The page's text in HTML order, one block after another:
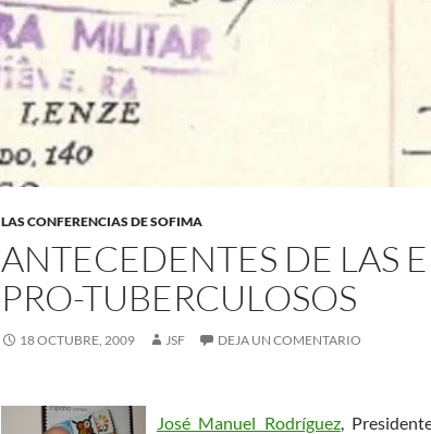
LAS CONFERENCIAS DE SOFIMA
ANTECEDENTES DE LAS
PRO-TUBERCULOSOS
18 OCTUBRE, 2009 JSF DEJA UN COMENTARIO
José Manuel Rodríguez,